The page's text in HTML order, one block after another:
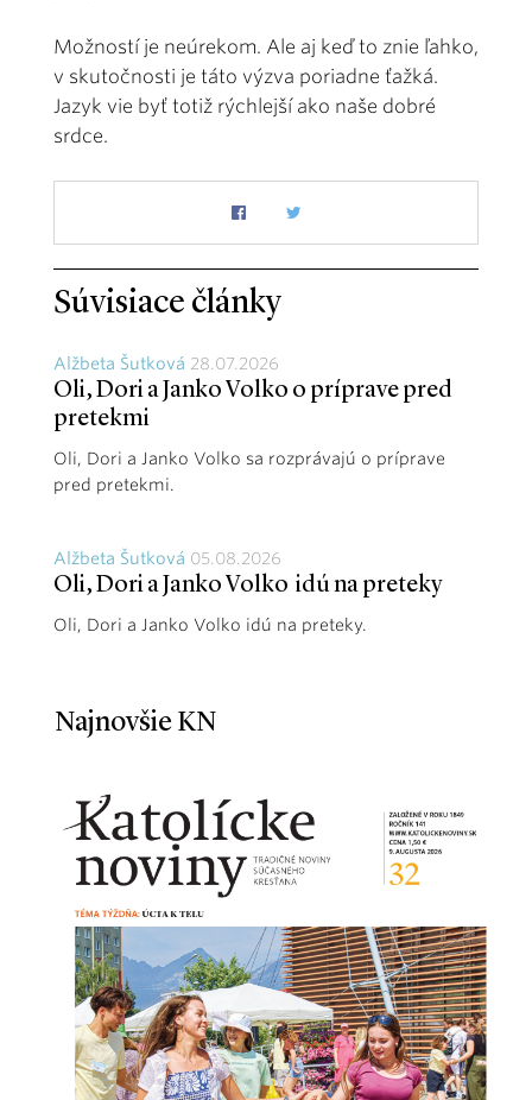
Možností je neúrekom. Ale aj keď to znie ľahko,
v skutočnosti je táto výzva poriadne ťažká.
Jazyk vie byť totiž rýchlejší ako naše dobré
srdce.
Súvisiace články
Alžbeta Šutková 28.07.2026
Oli, Dori a Janko Volko o príprave pred
pretekmi
Oli, Dori a Janko Volko sa rozprávajú o príprave
pred pretekmi.
Alžbeta Šutková 05.08.2026
Oli, Dori a Janko Volko idú na preteky
Oli, Dori a Janko Volko idú na preteky.
Najnovšie KN